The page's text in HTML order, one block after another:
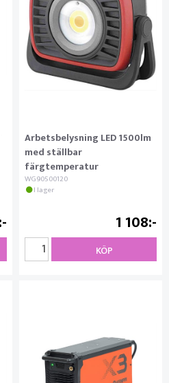
Arbetsbelysning LED 1500lm
med ställbar
färgtemperatur
WG90500120
I lager
1 108
KÖP